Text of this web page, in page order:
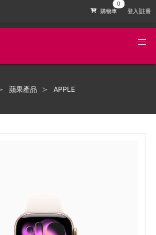
購物車 登入|註冊
蘋果產品 APPLE